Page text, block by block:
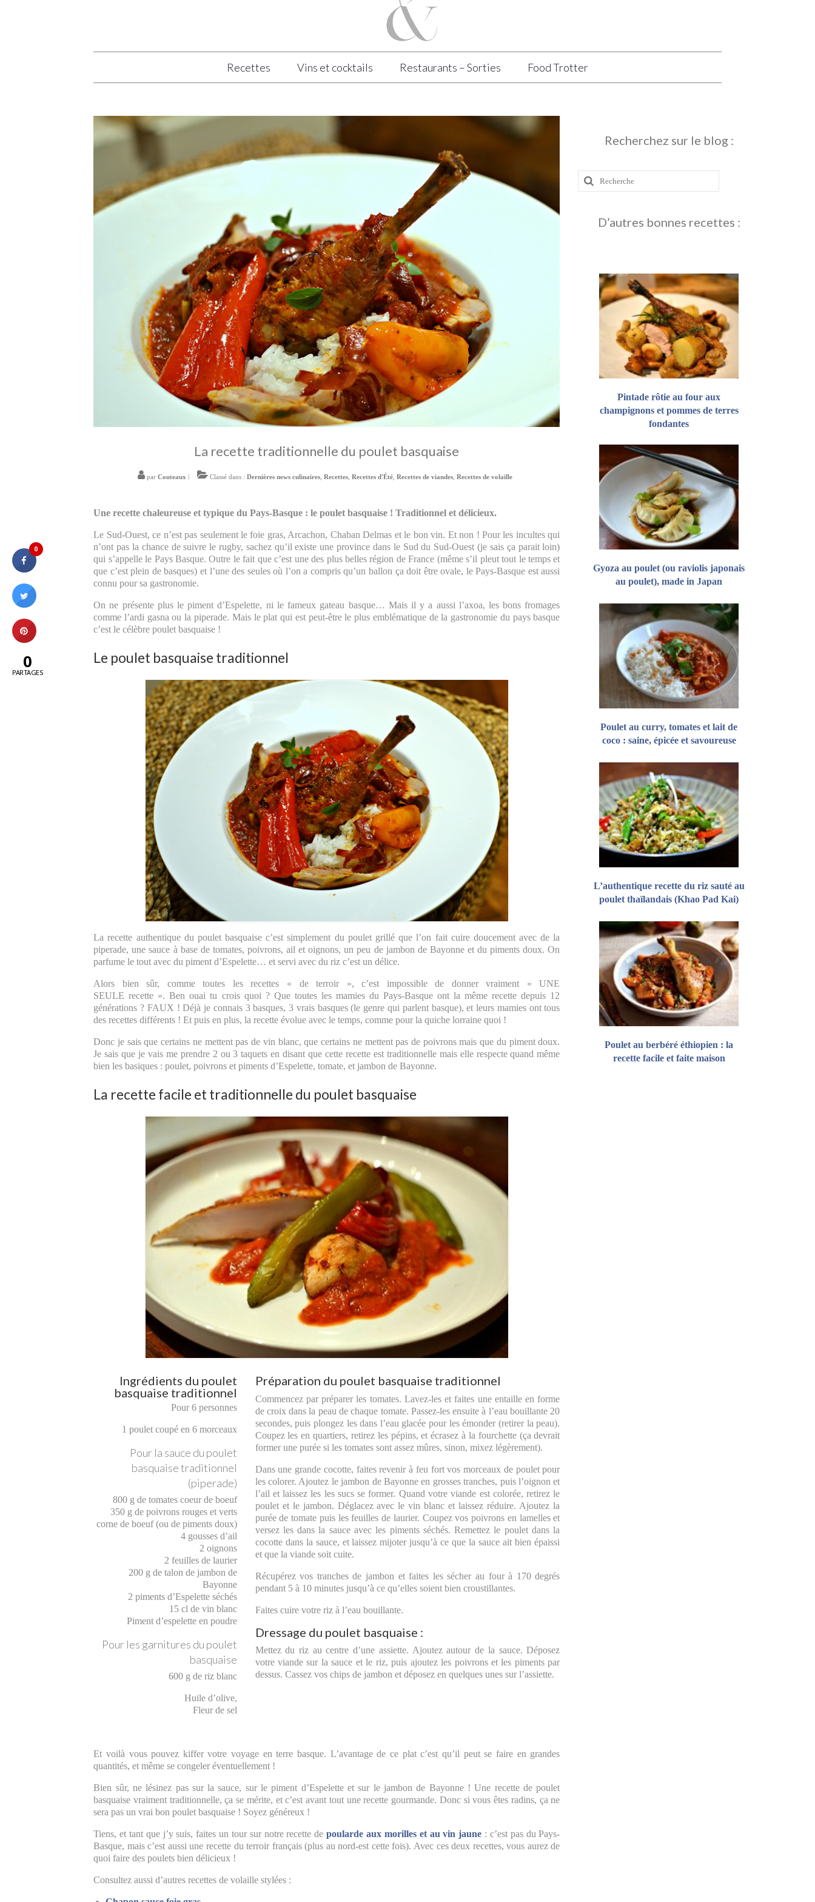
Recettes Vins et cocktails Restaurants – Sorties Food Trotter
La recette traditionnelle du poulet basquaise
parCouteaux Classé dans :Dernières news culinaires,Recettes,Recettes d'Été,Recettes de viandes,Recettes de volaille
Une recette chaleureuse et typique du Pays-Basque : le poulet basquaise ! Traditionnel et délicieux.
Le Sud-Ouest, ce n’est pas seulement le foie gras, Arcachon, Chaban Delmas et le bon vin. Et non ! Pour les incultes qui
n’ont pas la chance de suivre le rugby, sachez qu’il existe une province dans le Sud du Sud-Ouest (je sais ça parait loin)
qui s’appelle le Pays Basque. Outre le fait que c’est une des plus belles région de France (même s’il pleut tout le temps et
que c’est plein de basques) et l’une des seules où l’on a compris qu’un ballon ça doit être ovale, le Pays-Basque est aussi
connu pour sa gastronomie.
On ne présente plus le piment d’Espelette, ni le fameux gateau basque… Mais il y a aussi l’axoa, les bons fromages
comme l’ardi gasna ou la piperade. Mais le plat qui est peut-être le plus emblématique de la gastronomie du pays basque
c’est le célèbre poulet basquaise !
Le poulet basquaise traditionnel
La recette authentique du poulet basquaise c’est simplement du poulet grillé que l’on fait cuire doucement avec de la
piperade, une sauce à base de tomates, poivrons, ail et oignons, un peu de jambon de Bayonne et du piments doux. On
parfume le tout avec du piment d’Espelette… et servi avec du riz c’est un délice.
Alors bien sûr, comme toutes les recettes « de terroir », c’est impossible de donner vraiment « UNE
SEULE recette ». Ben ouai tu crois quoi ? Que toutes les mamies du Pays-Basque ont la même recette depuis 12
générations ? FAUX ! Déjà je connais 3 basques, 3 vrais basques (le genre qui parlent basque), et leurs mamies ont tous
des recettes différents ! Et puis en plus, la recette évolue avec le temps, comme pour la quiche lorraine quoi !
Donc je sais que certains ne mettent pas de vin blanc, que certains ne mettent pas de poivrons mais que du piment doux.
Je sais que je vais me prendre 2 ou 3 taquets en disant que cette recette est traditionnelle mais elle respecte quand même
bien les basiques : poulet, poivrons et piments d’Espelette, tomate, et jambon de Bayonne.
La recette facile et traditionnelle du poulet basquaise
Ingrédients du poulet
basquaise traditionnel
Pour 6 personnes
1 poulet coupé en 6 morceaux
Pour la sauce du poulet
basquaise traditionnel
(piperade)
800 g de tomates coeur de boeuf
350 g de poivrons rouges et verts
corne de boeuf (ou de piments doux)
4 gousses d’ail
2 oignons
2 feuilles de laurier
200 g de talon de jambon de
Bayonne
2 piments d’Espelette séchés
15 cl de vin blanc
Piment d’espelette en poudre
Pour les garnitures du poulet
basquaise
600 g de riz blanc
Huile d’olive,
Fleur de sel
Préparation du poulet basquaise traditionnel
Commencez par préparer les tomates. Lavez-les et faites une entaille en forme
de croix dans la peau de chaque tomate. Passez-les ensuite à l’eau bouillante 20
secondes, puis plongez les dans l’eau glacée pour les émonder (retirer la peau).
Coupez les en quartiers, retirez les pépins, et écrasez à la fourchette (ça devrait
former une purée si les tomates sont assez mûres, sinon, mixez légèrement).
Dans une grande cocotte, faites revenir à feu fort vos morceaux de poulet pour
les colorer. Ajoutez le jambon de Bayonne en grosses tranches, puis l’oignon et
l’ail et laissez les les sucs se former. Quand votre viande est colorée, retirez le
poulet et le jambon. Déglacez avec le vin blanc et laissez réduire. Ajoutez la
purée de tomate puis les feuilles de laurier. Coupez vos poivrons en lamelles et
versez les dans la sauce avec les piments séchés. Remettez le poulet dans la
cocotte dans la sauce, et laissez mijoter jusqu’à ce que la sauce ait bien épaissi
et que la viande soit cuite.
Récupérez vos tranches de jambon et faites les sécher au four à 170 degrés
pendant 5 à 10 minutes jusqu’à ce qu’elles soient bien croustillantes.
Faites cuire votre riz à l’eau bouillante.
Dressage du poulet basquaise :
Mettez du riz au centre d’une assiette. Ajoutez autour de la sauce. Déposez
votre viande sur la sauce et le riz, puis ajoutez les poivrons et les piments par
dessus. Cassez vos chips de jambon et déposez en quelques unes sur l’assiette.
Et voilà vous pouvez kiffer votre voyage en terre basque. L’avantage de ce plat c’est qu’il peut se faire en grandes
quantités, et même se congeler éventuellement !
Bien sûr, ne lésinez pas sur la sauce, sur le piment d’Espelette et sur le jambon de Bayonne ! Une recette de poulet
basquaise vraiment traditionnelle, ça se mérite, et c’est avant tout une recette gourmande. Donc si vous êtes radins, ça ne
sera pas un vrai bon poulet basquaise ! Soyez généreux !
Tiens, et tant que j’y suis, faites un tour sur notre recette depoularde aux morilles et au vin jaune : c’est pas du Pays-
Basque, mais c’est aussi une recette du terroir français (plus au nord-est cette fois). Avec ces deux recettes, vous aurez de
quoi faire des poulets bien délicieux !
Consultez aussi d’autres recettes de volaille stylées :
Recherchez sur le blog :
D’autres bonnes recettes :
Pintade rôtie au four aux
champignons et pommes de terres
fondantes
Gyoza au poulet (ou raviolis japonais
au poulet), made in Japan
Poulet au curry, tomates et lait de
coco : saine, épicée et savoureuse
L’authentique recette du riz sauté au
poulet thaïlandais (Khao Pad Kai)
Poulet au berbéré éthiopien : la
recette facile et faite maison
0
0
PARTAGES